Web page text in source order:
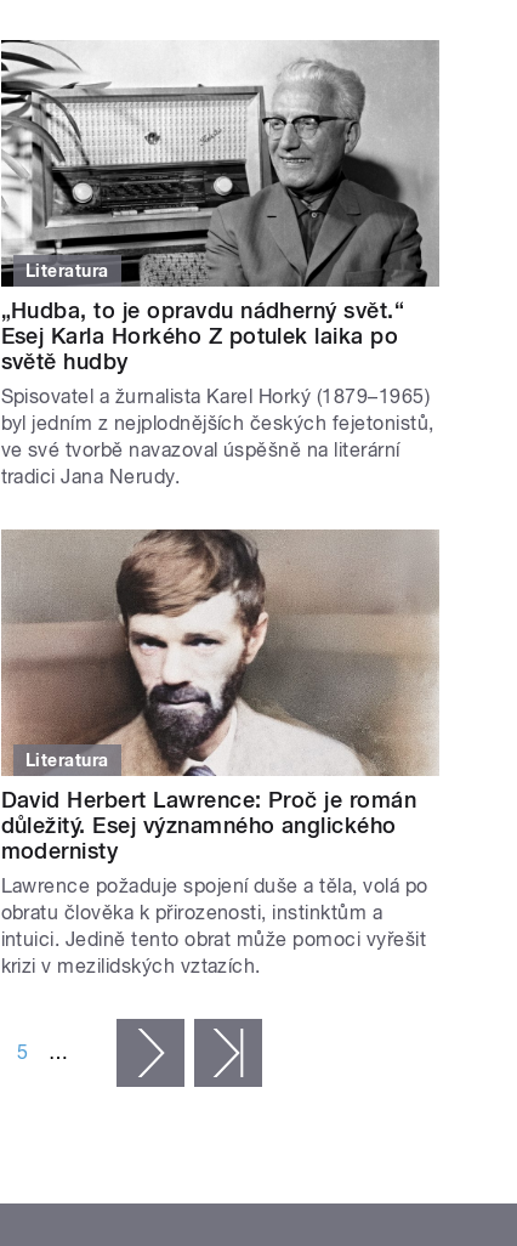
Literatura
„Hudba, to je opravdu nádherný svět.“
Esej Karla Horkého Z potulek laika po
světě hudby
Spisovatel a žurnalista Karel Horký (1879–1965)
byl jedním z nejplodnějších českých fejetonistů,
ve své tvorbě navazoval úspěšně na literární
tradici Jana Nerudy.
Literatura
David Herbert Lawrence: Proč je román
důležitý. Esej významného anglického
modernisty
Lawrence požaduje spojení duše a těla, volá po
obratu člověka k přirozenosti, instinktům a
intuici. Jedině tento obrat může pomoci vyřešit
krizi v mezilidských vztazích.
5 … následující ›